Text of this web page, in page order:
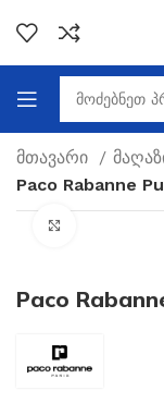
მთავარი
Paco Rabanne
Paco